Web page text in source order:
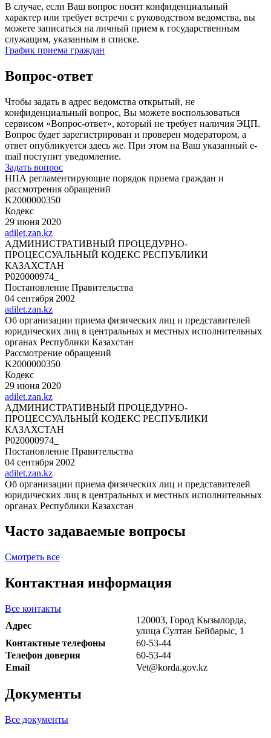
В случае, если Ваш вопрос носит конфиденциальный
характер или требует встречи с руководством ведомства, вы
можете записаться на личный прием к государственным
служащим, указанным в списке.
График приема граждан
Вопрос-ответ
Чтобы задать в адрес ведомства открытый, не
конфиденциальный вопрос, Вы можете воспользоваться
сервисом «Вопрос-ответ», который не требует наличия ЭЦП.
Вопрос будет зарегистрирован и проверен модератором, а
ответ опубликуется здесь же. При этом на Ваш указанный e-
mail поступит уведомление.
Задать вопрос
НПА регламентирующие порядок приема граждан и
рассмотрения обращений
K2000000350
Кодекс
29 июня 2020
adilet.zan.kz
АДМИНИСТРАТИВНЫЙ ПРОЦЕДУРНО-
ПРОЦЕССУАЛЬНЫЙ КОДЕКС РЕСПУБЛИКИ
КАЗАХСТАН
P020000974_
Постановление Правительства
04 сентября 2002
adilet.zan.kz
Об организации приема физических лиц и представителей
юридических лиц в центральных и местных исполнительных
органах Республики Казахстан
Рассмотрение обращений
K2000000350
Кодекс
29 июня 2020
adilet.zan.kz
АДМИНИСТРАТИВНЫЙ ПРОЦЕДУРНО-
ПРОЦЕССУАЛЬНЫЙ КОДЕКС РЕСПУБЛИКИ
КАЗАХСТАН
P020000974_
Постановление Правительства
04 сентября 2002
adilet.zan.kz
Об организации приема физических лиц и представителей
юридических лиц в центральных и местных исполнительных
органах Республики Казахстан
Часто задаваемые вопросы
Смотреть все
Контактная информация
Все контакты
Адрес
120003, Город Кызылорда,
улица Султан Бейбарыс, 1
Контактные телефоны
60-53-44
Телефон доверия
60-53-44
Email
Vet@korda.gov.kz
Документы
Все документы